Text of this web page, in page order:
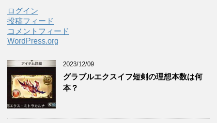
ログイン
投稿フィード
コメントフィード
WordPress.org
2023/12/09
グラブルエクスイフ短剣の理想本数は何
本？